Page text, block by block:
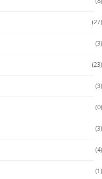
(27)
(3)
(23)
(3)
(0)
(3)
(4)
(1)